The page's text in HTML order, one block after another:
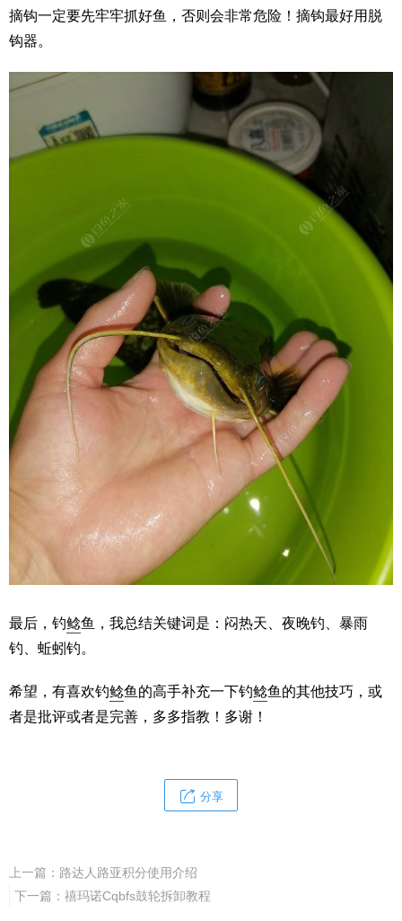
摘钩一定要先牢牢抓好鱼，否则会非常危险！摘钩最好用脱
钩器。
最后，钓鲶鱼，我总结关键词是：闷热天、夜晚钓、暴雨
钓、蚯蚓钓。
希望，有喜欢钓鲶鱼的高手补充一下钓鲶鱼的其他技巧，或
者是批评或者是完善，多多指教！多谢！
分享
上一篇： 路达人路亚积分使用介绍
下一篇： 禧玛诺Cqbfs鼓轮拆卸教程